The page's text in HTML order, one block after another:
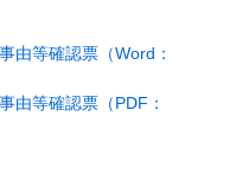
由等確認票（Word：
由等確認票（PDF：